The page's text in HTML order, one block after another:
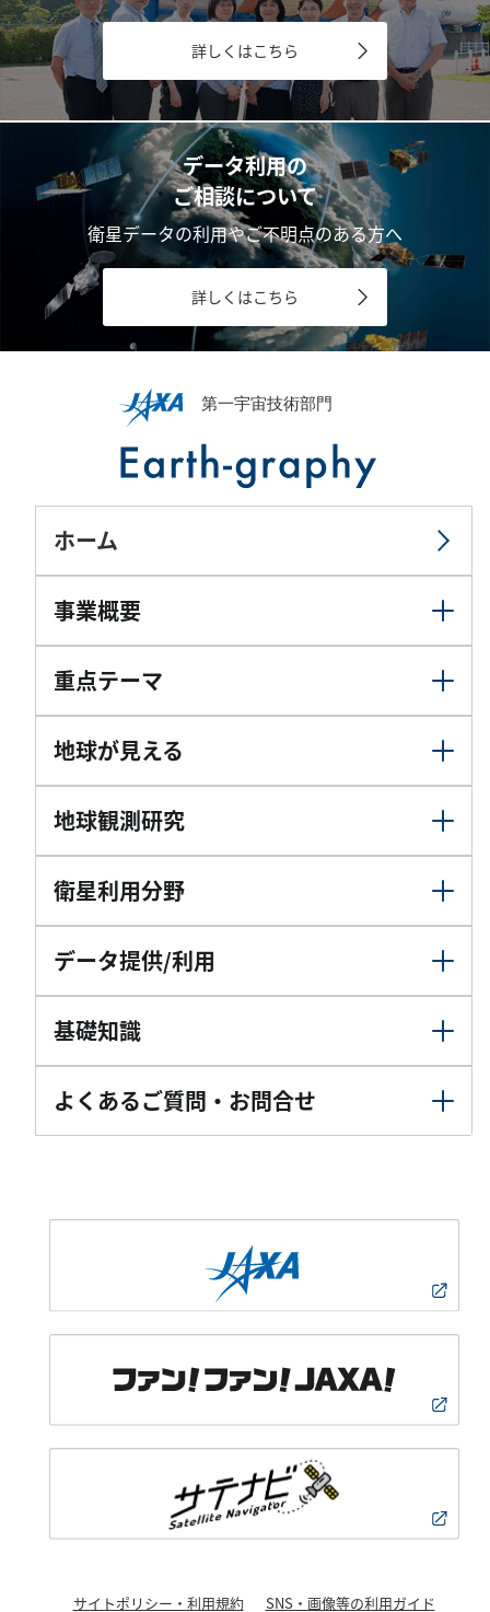
詳しくはこちら
データ利用の
ご相談について
衛星データの利用やご不明点のある方へ
詳しくはこちら
ホーム
事業概要
重点テーマ
地球が見える
地球観測研究
衛星利用分野
データ提供/利用
基礎知識
よくあるご質問・お問合せ
サイトポリシー・利用規約 SNS・画像等の利用ガイド